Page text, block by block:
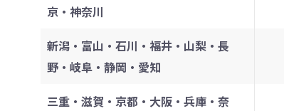
京・神奈川
新潟・富山・石川・福井・山梨・長
野・岐阜・静岡・愛知
三重・滋賀・京都・大阪・兵庫・奈